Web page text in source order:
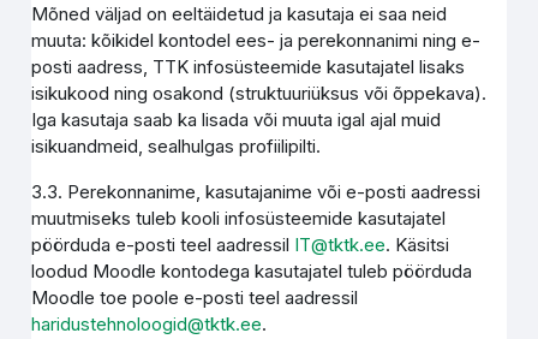
Mõned väljad on eeltäidetud ja kasutaja ei saa neid
muuta: kõikidel kontodel ees- ja perekonnanimi ning e-
posti aadress, TTK infosüsteemide kasutajatel lisaks
isikukood ning osakond (struktuuriüksus või õppekava).
Iga kasutaja saab ka lisada või muuta igal ajal muid
isikuandmeid, sealhulgas profiilipilti.
3.3. Perekonnanime, kasutajanime või e-posti aadressi
muutmiseks tuleb kooli infosüsteemide kasutajatel
pöörduda e-posti teel aadressil IT@tktk.ee. Käsitsi
loodud Moodle kontodega kasutajatel tuleb pöörduda
Moodle toe poole e-posti teel aadressil
haridustehnoloogid@tktk.ee.